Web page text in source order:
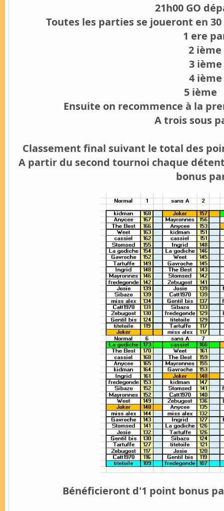
21h00 GO
Toutes les parties se joueront en
1 ere
2
3
4
5 ième 30 /
Ensuite on recommence à la
A trois sous
Classement final suivant le total des
A partir du second tournoi chaque
bonus
Bénéficieront d'1 point bonus